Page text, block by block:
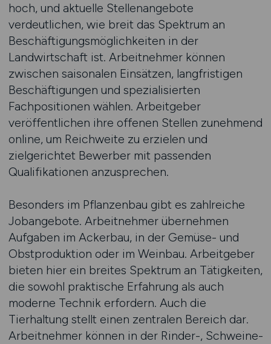
hoch, und aktuelle Stellenangebote
verdeutlichen, wie breit das Spektrum an
Beschäftigungsmöglichkeiten in der
Landwirtschaft ist. Arbeitnehmer können
zwischen saisonalen Einsätzen, langfristigen
Beschäftigungen und spezialisierten
Fachpositionen wählen. Arbeitgeber
veröffentlichen ihre offenen Stellen zunehmend
online, um Reichweite zu erzielen und
zielgerichtet Bewerber mit passenden
Qualifikationen anzusprechen.
Besonders im Pflanzenbau gibt es zahlreiche
Jobangebote. Arbeitnehmer übernehmen
Aufgaben im Ackerbau, in der Gemüse- und
Obstproduktion oder im Weinbau. Arbeitgeber
bieten hier ein breites Spektrum an Tätigkeiten,
die sowohl praktische Erfahrung als auch
moderne Technik erfordern. Auch die
Tierhaltung stellt einen zentralen Bereich dar.
Arbeitnehmer können in der Rinder-, Schweine-